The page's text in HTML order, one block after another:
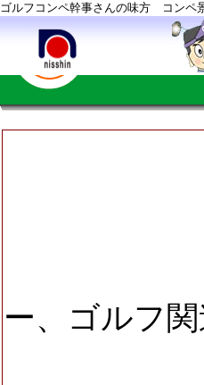
ゴルフコンペ幹事さんの味方 コンペ
4/7コ
おまか
ー、 ゴルフ